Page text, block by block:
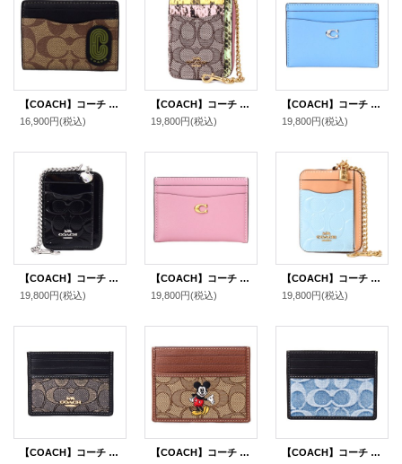
【COACH】コーチ コーティングキャンバス レザー シグネチャー マグネティック カードケース カードホルダー 二つ折り ID パスケース マネークリップ 定期入れ カーキ×オリーブグリーン（日本未発売）
16,900円(税込)
【COACH】コーチ カードケース パイソン ジャガード レザー シグネチャー アニマル スネーク チェーン ロゴ ジップ カードケース カードポーチ 定期入れ 名刺入れ コインケース オークマルチ（日本未発売）
19,800円(税込)
【COACH】コーチ カードケース レザー エッセンシャル C ロゴ カードケース スリム パスケース 定期入れ 名刺入れ ミストブルー（日本未発売）
19,800円(税込)
【COACH】コーチ コインケース パテントレザー シグネチャー 型押し ハート チャーム チェーン ジップ カードケース カードポーチ 定期入れ 名刺入れ 小銭入れ ブラック（日本未発売）
19,800円(税込)
【COACH】コーチ カードケース レザー エッセンシャル C ロゴ カードケース スリム パスケース 定期入れ 名刺入れ トゥルーピンク（日本未発売）
19,800円(税込)
【COACH】コーチ コインケース パテントレザー シグネチャー 型押し 南京錠 チャーム チェーン ジップ カードケース カードポーチ 定期入れ 名刺入れ 小銭入れ ライトブルー（日本未発売）
19,800円(税込)
【COACH】コーチ カードケース メタリック キラキラ ジャガード レザー シグネチャー スリム ID パスケース カードケース 定期入れ 名刺入れ チャコール×ゴールド（日本未発売）
【COACH】コーチ ディズニー ミッキー コラボ ジャガード レザー シグネチャー スリム ID パスケース カードケース 定期入れ 名刺入れ カーキマルチ（日本未発売）
【COACH】コーチ カードケース デニム レザー シグネチャー スリム カードケース ID パスケース 名刺入れ 定期入れ ライトインディゴ（日本未発売）